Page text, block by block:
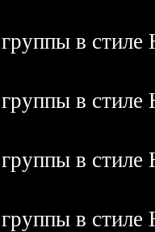
в стиле
в стиле
в стиле
в стиле